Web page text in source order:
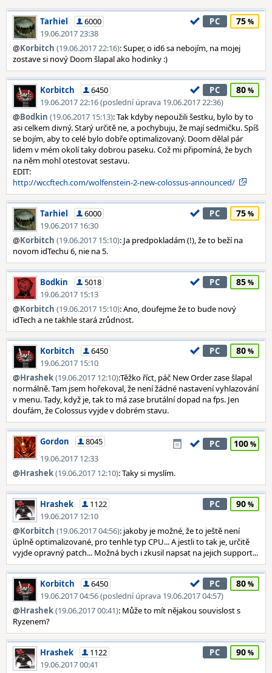
Tarhiel
6000
19.06.2017 23:38
PC 75
@Korbitch (19.06.2017 22:16): Super, o id6 sa nebojím, na mojej
zostave si nový Doom šlapal ako hodinky :)
Korbitch
6450
19.06.2017 22:16 (poslední úprava 19.06.2017 22:36)
PC 80
@Bodkin (19.06.2017 15:13): Tak kdyby nepoužili šestku, bylo by to
asi celkem divný. Starý určitě ne, a pochybuju, že mají sedmičku. Spíš
se bojím, aby to celé bylo dobře optimalizovaný. Doom dělal pár
lidem v mém okolí taky dobrou paseku. Což mi připomíná, že bych
na něm mohl otestovat sestavu.
EDIT:
http://wccftech.com/wolfenstein-2-new-colossus-announced/
Tarhiel
6000
19.06.2017 16:30
PC 75
@Korbitch (19.06.2017 15:10): Ja predpokladám (!), že to beží na
novom idTechu 6, nie na 5.
Bodkin
5018
19.06.2017 15:13
PC 85
@Korbitch (19.06.2017 15:10): Ano, doufejme že to bude nový
idTech a ne takhle stará zrůdnost.
Korbitch
6450
19.06.2017 15:10
PC 80
@Hrashek(19.06.2017 12:10):Těžko říct, páč New Order zase šlapal
normálně. Tam jsem hořekoval, že není žádné nastavení vyhlazování
v menu. Tady, když je, tak to má zase brutální dopad na fps. Jen
doufám, že Colossus vyjde v dobrém stavu.
Gordon
8045
19.06.2017 12:33
PC 100
@Hrashek(19.06.2017 12:10): Taky si myslím.
Hrashek
1122
19.06.2017 12:10
PC 90
@Korbitch (19.06.2017 04:56): jakoby je možné, že to ještě není
úplně optimalizované, pro tenhle typ CPU... A jestli to tak je, určitě
vyjde opravný patch... Možná bych i zkusil napsat na jejich support...
Korbitch
6450
19.06.2017 04:56 (poslední úprava 19.06.2017 04:57)
PC 80
@Hrashek(19.06.2017 00:41): Může to mít nějakou souvislost s
Ryzenem?
Hrashek
1122
19.06.2017 00:41
PC 90